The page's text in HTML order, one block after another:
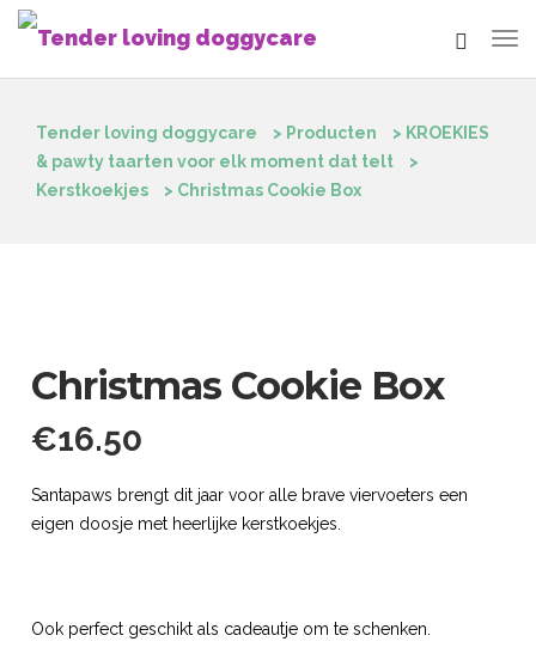
Tender loving doggycare > Producten > KROEKIES
& pawty taarten voor elk moment dat telt
>
Kerstkoekjes
> Christmas Cookie Box
Christmas Cookie Box
€16.50
Santapaws brengt dit jaar voor alle brave viervoeters een
eigen doosje met heerlijke kerstkoekjes.
Ook perfect geschikt als cadeautje om te schenken.